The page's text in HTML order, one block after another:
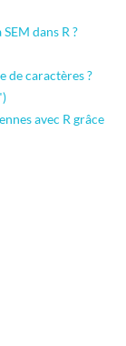
dans R ?
de caractères ?
avec R grâce